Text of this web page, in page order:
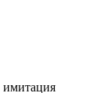
имитация